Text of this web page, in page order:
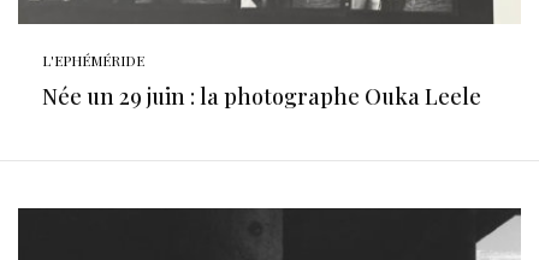
L'EPHÉMÉRIDE
Née un 29 juin : la photographe Ouka Leele